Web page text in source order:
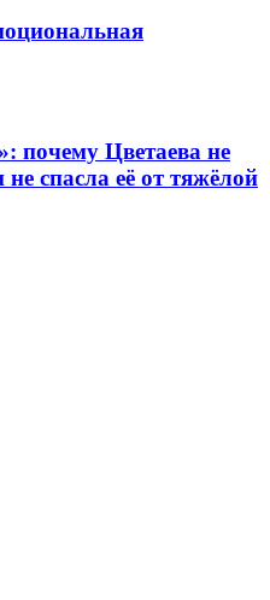
почему Цветаева не
спасла её от тяжёлой